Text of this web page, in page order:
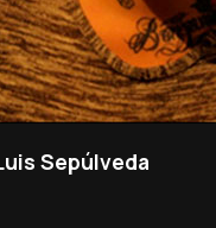
Sepúlveda